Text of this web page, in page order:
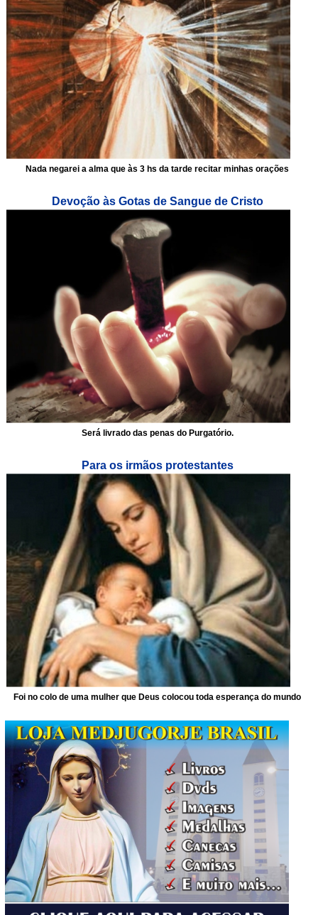
Nada negarei a alma que às 3 hs da tarde recitar minhas orações
Devoção às Gotas de Sangue de Cristo
Será livrado das penas do Purgatório.
Para os irmãos protestantes
Foi no colo de uma mulher que Deus colocou toda esperança do mundo